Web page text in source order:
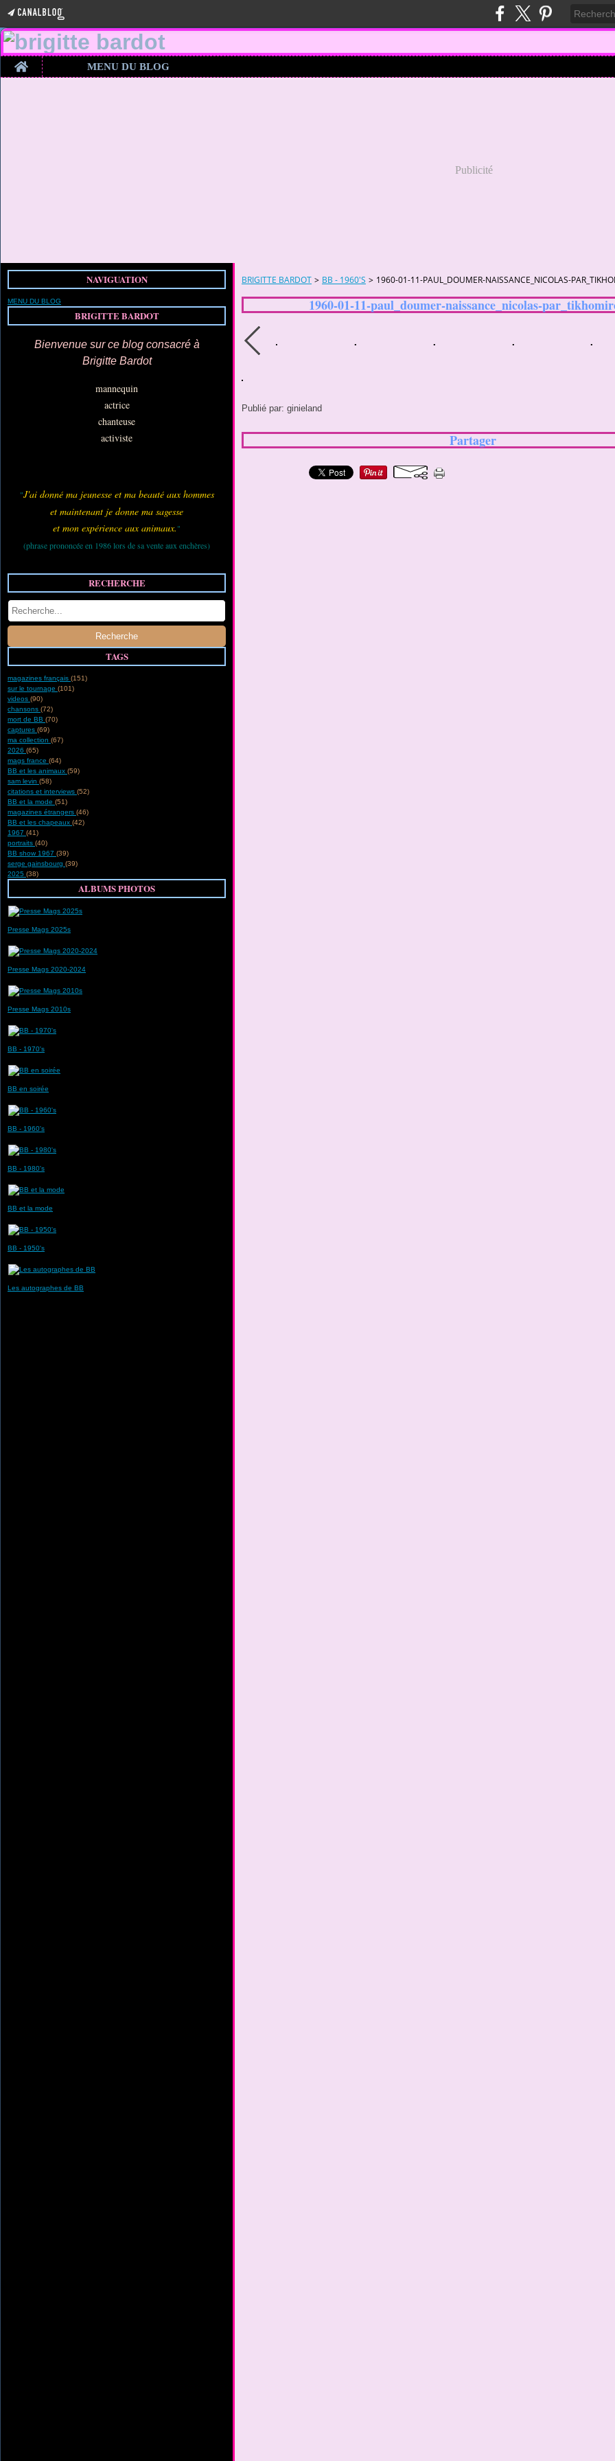
Home MENU DU BLOG
Publicité
NAVIGUATION
MENU DU BLOG
BRIGITTE BARDOT
Bienvenue sur ce blog consacré à
Brigitte Bardot
mannequin
actrice
chanteuse
activiste
"J'ai donné ma jeunesse et ma beauté aux hommes
et maintenant je donne ma sagesse
et mon expérience aux animaux."
(phrase prononcée en 1986 lors de sa vente aux enchères)
RECHERCHE
TAGS
magazines français (151)
sur le tournage (101)
videos (90)
chansons (72)
mort de BB (70)
captures (69)
ma collection (67)
2026 (65)
mags france (64)
BB et les animaux (59)
sam levin (58)
citations et interviews (52)
BB et la mode (51)
magazines étrangers (46)
BB et les chapeaux (42)
1967 (41)
portraits (40)
BB show 1967 (39)
serge gainsbourg (39)
2025 (38)
ALBUMS PHOTOS
Presse Mags 2025s
Presse Mags 2020-2024
Presse Mags 2010s
BB - 1970's
BB en soirée
BB - 1960's
BB - 1980's
BB et la mode
BB - 1950's
Les autographes de BB
BRIGITTE BARDOT > BB - 1960'S > 1960-01-11-PAUL_DOUMER-NAISSANCE_NICOLAS-
1960-01-11-paul_doumer-naissance_nicolas-
Publié par: ginieland
Partager